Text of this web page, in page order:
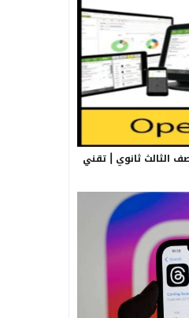
الثالث ثانوي | تقني